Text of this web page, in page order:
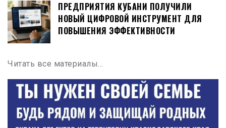
ПРЕДПРИЯТИЯ КУБАНИ ПОЛУЧИЛИ
НОВЫЙ ЦИФРОВОЙ ИНСТРУМЕНТ ДЛЯ
ПОВЫШЕНИЯ ЭФФЕКТИВНОСТИ
Читать все материалы…